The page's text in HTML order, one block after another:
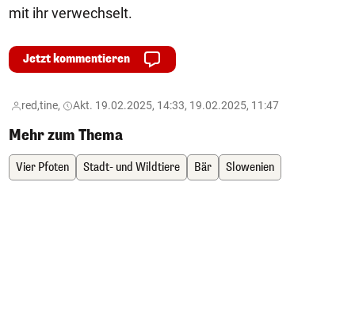
mit ihr verwechselt.
Jetzt kommentieren
red,tine, Akt. 19.02.2025, 14:33, 19.02.2025, 11:47
Mehr zum Thema
Vier Pfoten Stadt- und Wildtiere Bär Slowenien